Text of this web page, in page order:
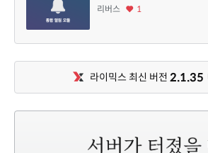
리버스 1
라이믹스 최신 버전 2.1.35